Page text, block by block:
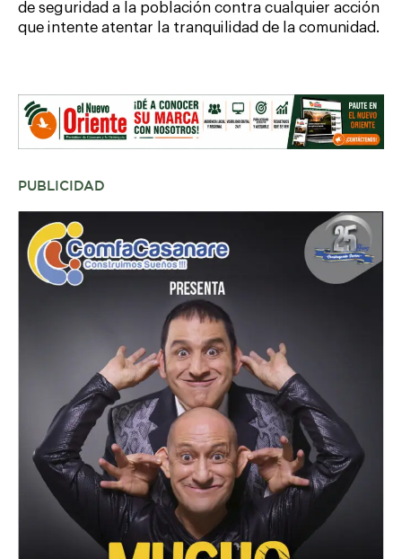
de seguridad a la población contra cualquier acción
que intente atentar la tranquilidad de la comunidad.
PUBLICIDAD